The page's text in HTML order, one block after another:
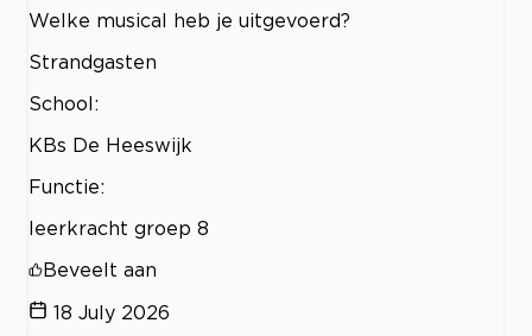
Welke musical heb je uitgevoerd?
Strandgasten
School:
KBs De Heeswijk
Functie:
leerkracht groep 8
Beveelt aan
18 July 2026